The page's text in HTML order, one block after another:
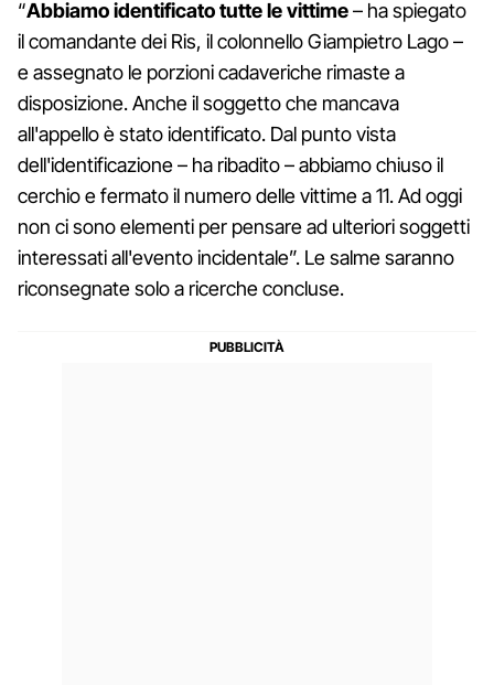
“Abbiamo identificato tutte le vittime– ha spiegato
il comandante dei Ris, il colonnello Giampietro Lago –
e assegnato le porzioni cadaveriche rimaste a
disposizione. Anche il soggetto che mancava
all'appello è stato identificato. Dal punto vista
dell'identificazione – ha ribadito – abbiamo chiuso il
cerchio e fermato il numero delle vittime a 11. Ad oggi
non ci sono elementi per pensare ad ulteriori soggetti
interessati all'evento incidentale”. Le salme saranno
riconsegnate solo a ricerche concluse.